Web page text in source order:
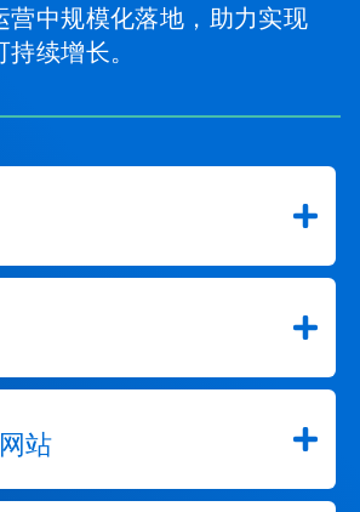
营中规模化落地，助力实现
续增长。
站